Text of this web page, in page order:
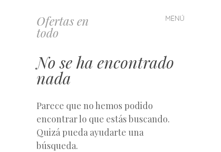
Ofertas en
todo
MENÚ
Saltar
al
No se ha encontrado
nada
Parece que no hemos podido
encontrar lo que estás buscando.
Quizá pueda ayudarte una
búsqueda.